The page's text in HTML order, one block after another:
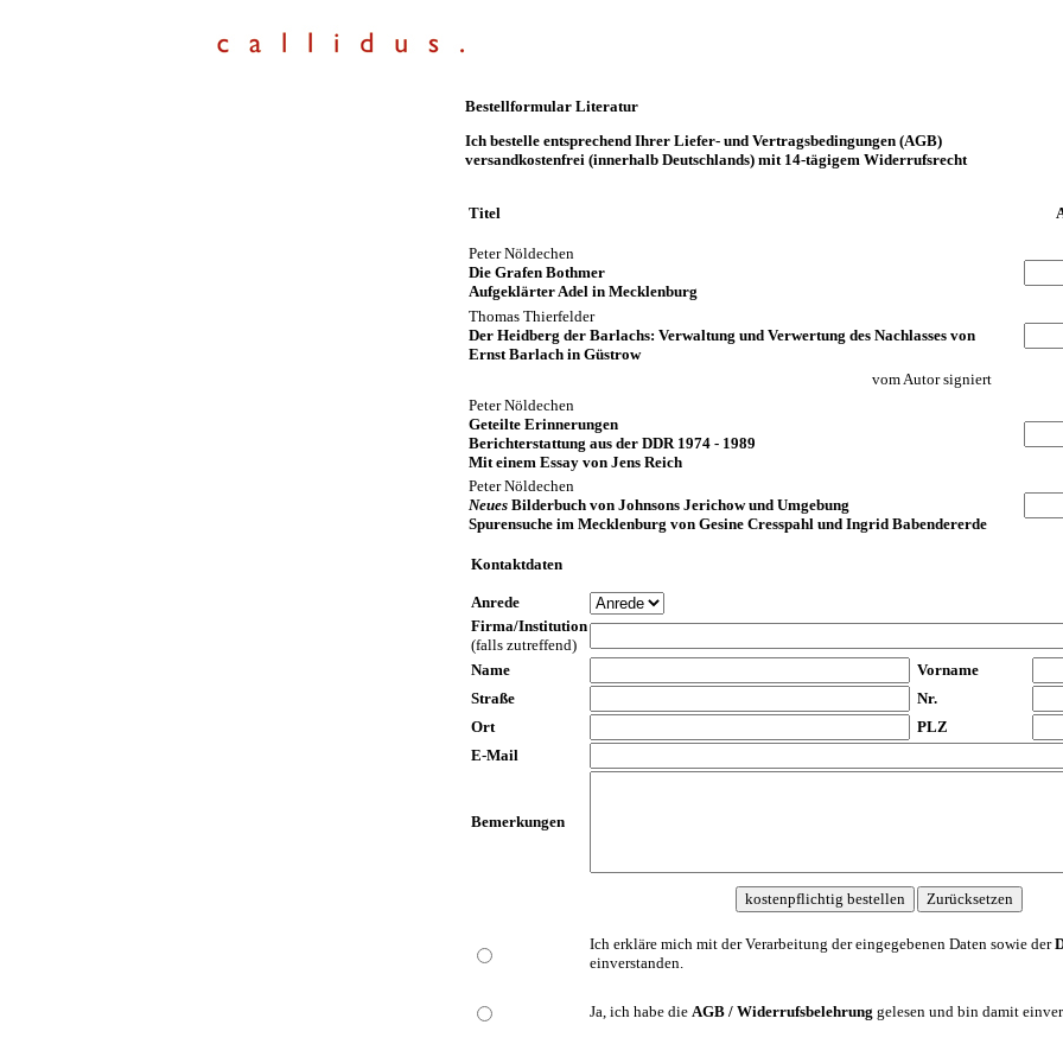
Bestellformular Literatur
Ich bestelle entsprechend Ihrer Liefer- und Vertragsbedingungen (AGB)
versandkostenfrei (innerhalb Deutschlands) mit 14-tägigem Widerrufsrecht
Titel
Peter Nöldechen
Die Grafen Bothmer
Aufgeklärter Adel in Mecklenburg
Thomas Thierfelder
Der Heidberg der Barlachs: Verwaltung und Verwertung des Nachlasses von
Ernst Barlach in Güstrow
vom Autor signiert
Peter Nöldechen
Geteilte Erinnerungen
Berichterstattung aus der DDR 1974 - 1989
Mit einem Essay von Jens Reich
Peter Nöldechen
Neues Bilderbuch von Johnsons Jerichow und Umgebung
Spurensuche im Mecklenburg von Gesine Cresspahl und Ingrid Babendererde
Kontaktdaten
Anrede
Firma/Institution
(falls zutreffend)
Name
Vorname
Straße
Nr.
Ort
PLZ
E-Mail
Bemerkungen
Ich erkläre mich mit der Verarbeitung der eingegebenen Daten sowie der
einverstanden.
Ja, ich habe die AGB / Widerrufsbelehrung gelesen und bin damit